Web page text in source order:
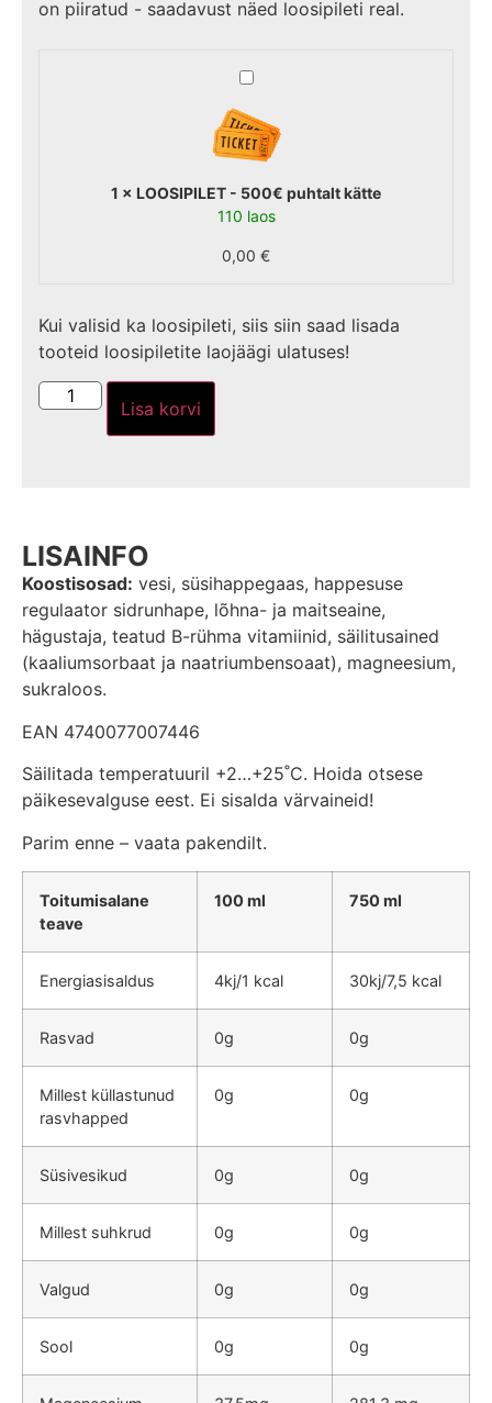
on piiratud - saadavust näed loosipileti real.
LOOSIPILET
-
puhtalt
kätte
1 × LOOSIPILET - 500€ puhtalt kätte
110 laos
0,00 €
Kui valisid ka loosipileti, siis siin saad lisada
tooteid loosipiletite laojäägi ulatuses!
Lisa korvi
LISAINFO
Koostisosad: vesi, süsihappegaas, happesuse
regulaator sidrunhape, lõhna- ja maitseaine,
hägustaja, teatud B-rühma vitamiinid, säilitusained
(kaaliumsorbaat ja naatriumbensoaat), magneesium,
sukraloos.
EAN 4740077007446
Säilitada temperatuuril +2…+25˚C. Hoida otsese
päikesevalguse eest. Ei sisalda värvaineid!
Parim enne – vaata pakendilt.
Toitumisalane
teave
100 ml 750 ml
Energiasisaldus 4kj/1 kcal 30kj/7,5 kcal
Rasvad 0g 0g
Millest küllastunud
rasvhapped
0g 0g
Süsivesikud 0g 0g
Millest suhkrud 0g 0g
Valgud 0g 0g
Sool 0g 0g